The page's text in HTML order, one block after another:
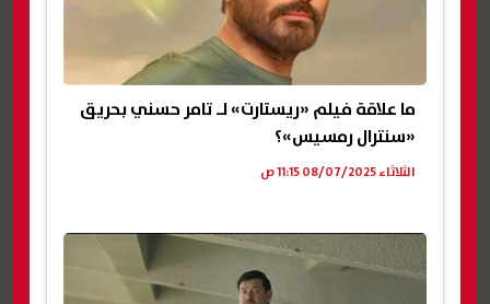
ما علاقة فيلم «ريستارت» لـ تامر حسني بحريق
«سنترال رمسيس»؟
الثلاثاء 08/07/2025 11:15 ص